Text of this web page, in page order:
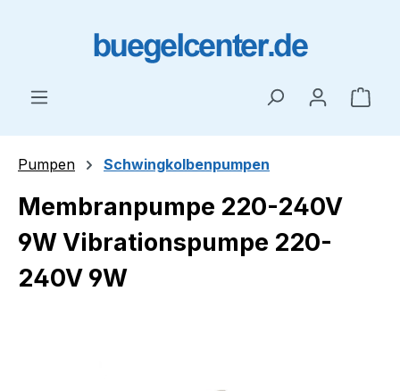
Pumpen Schwingkolbenpumpen
Membranpumpe 220-240V
9W Vibrationspumpe 220-
240V 9W